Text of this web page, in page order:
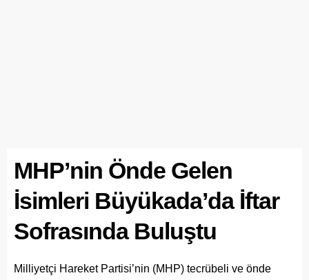
MHP’nin Önde Gelen
İsimleri Büyükada’da İftar
Sofrasında Buluştu
Milliyetçi Hareket Partisi’nin (MHP) tecrübeli ve önde